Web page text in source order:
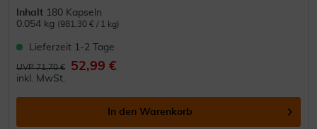
Inhalt 180 Kapseln
0.054 kg (981,30 € / 1 kg)
Lieferzeit 1-2 Tage
UVP 71,70 € 52,99 €
inkl. MwSt.
In den Warenkorb